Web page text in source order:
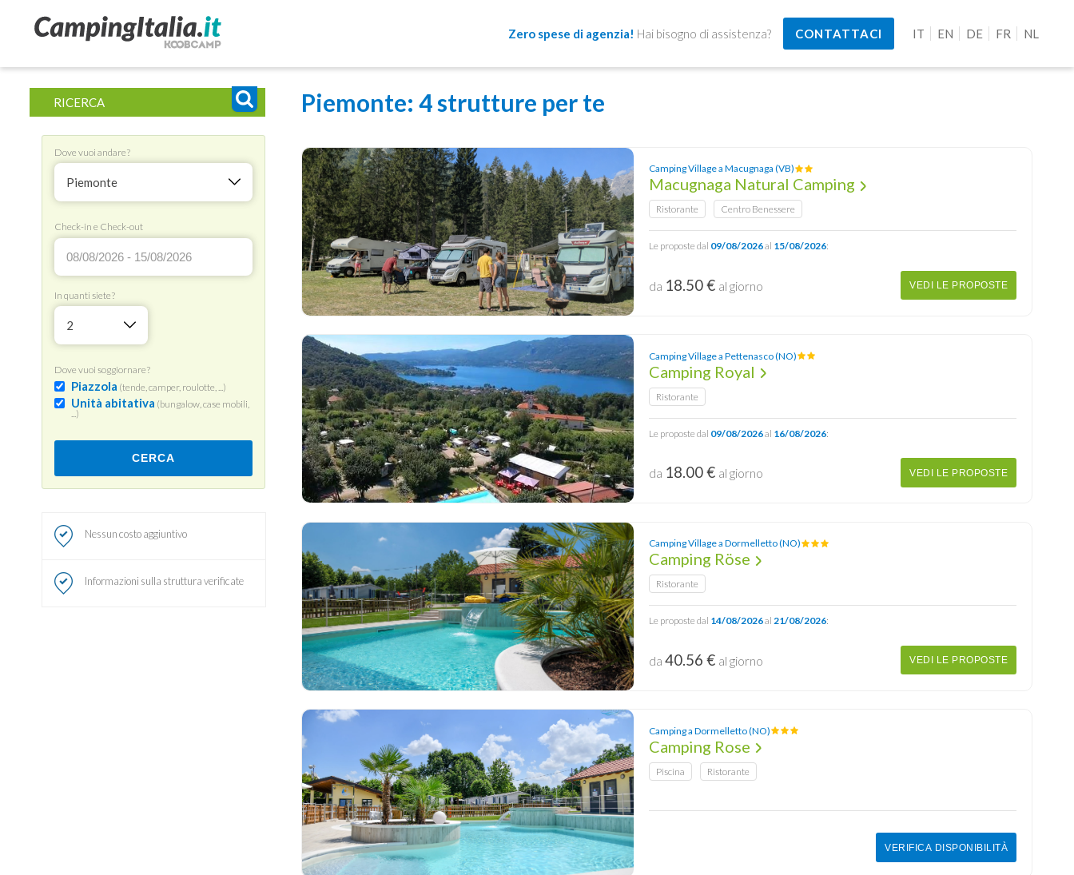
Zero spese di agenzia! Hai bisogno di assistenza? CONTATTACI IT EN DE FR NL
RICERCA
Dove vuoi andare?
Piemonte
Check-in e Check-out
In quanti siete?
2
Dove vuoi soggiornare?
Piazzola (tende, camper, roulotte, ...)
Unità abitativa (bungalow, case mobili,
...)
CERCA
Nessun costo aggiuntivo
Informazioni sulla struttura verificate
Piemonte: 4 strutture per te
Camping Village a Macugnaga (VB)
Macugnaga Natural Camping
Ristorante Centro Benessere
Le proposte dal 09/08/2026al 15/08/2026:
da 18.50 € al giorno VEDI LE PROPOSTE
Camping Village a Pettenasco (NO)
Camping Royal
Ristorante
Le proposte dal 09/08/2026al 16/08/2026:
da 18.00 € al giorno VEDI LE PROPOSTE
Camping Village a Dormelletto (NO)
Camping Röse
Ristorante
Le proposte dal 14/08/2026al 21/08/2026:
da 40.56 € al giorno VEDI LE PROPOSTE
Camping a Dormelletto (NO)
Camping Rose
Piscina Ristorante
VERIFICA DISPONIBILITÀ